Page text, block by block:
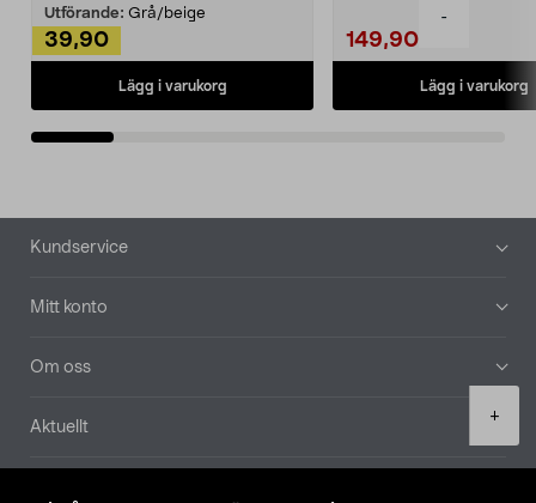
-
+
Utförande: Grå/beige
39,90
Lägg i varukorg
149,90
Lägg i varukorg
Sidfot
Kundservice
Mitt konto
Om oss
Aktuellt